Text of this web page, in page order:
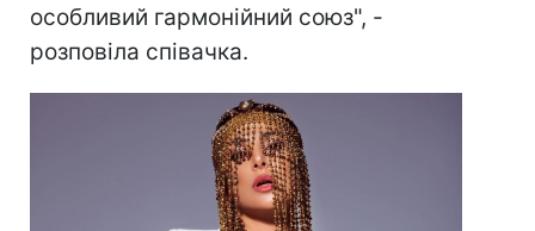
особливий гармонійний союз", -
розповіла співачка.